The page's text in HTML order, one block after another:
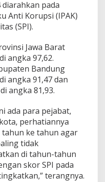
pada
Anti Korupsi (IPAK)
(SPI).
Jawa Barat
angka 97,62.
Bandung
angka 91,47 dan
angka 81,93.
ada para pejabat,
perhatiannya
tahun ke tahun agar
tidak
di tahun-tahun
skor SPI pada
terangnya.